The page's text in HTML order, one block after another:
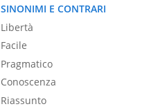
SINONIMI E CONTRARI
Libertà
Facile
Pragmatico
Conoscenza
Riassunto